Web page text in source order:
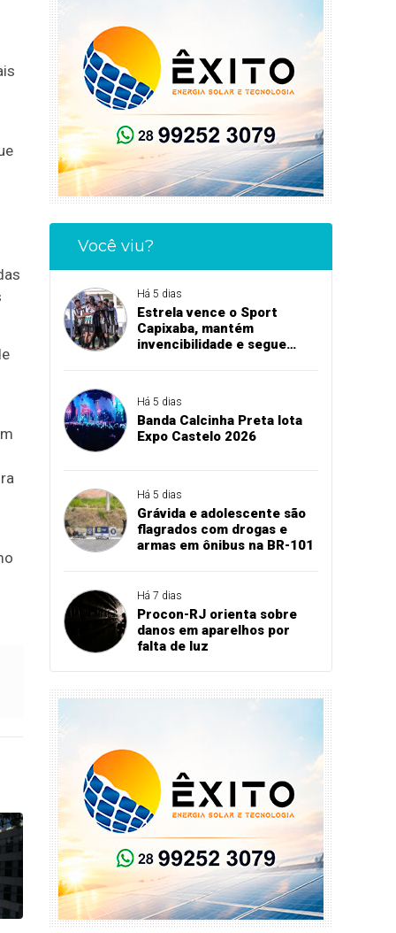
Você viu?
Há 5 dias
Estrela vence o Sport
Capixaba, mantém
invencibilidade e segue
Há 5 dias
Banda Calcinha Preta lota
Expo Castelo 2026
Há 5 dias
Grávida e adolescente são
flagrados com drogas e
armas em ônibus na BR-101
Há 7 dias
Procon-RJ orienta sobre
danos em aparelhos por
falta de luz